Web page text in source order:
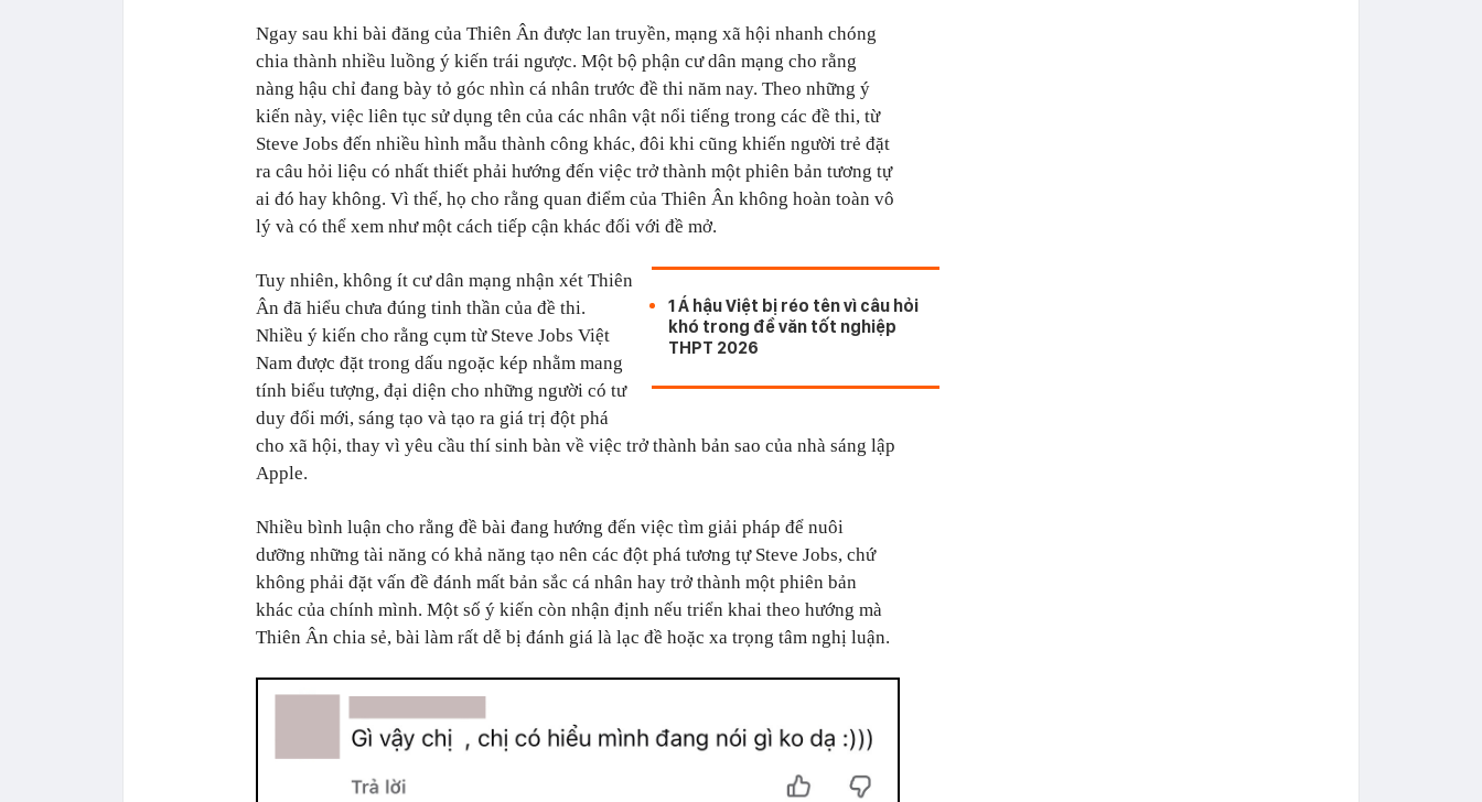
Ngay sau khi bài đăng của Thiên Ân được lan truyền, mạng xã hội nhanh chóng
chia thành nhiều luồng ý kiến trái ngược. Một bộ phận cư dân mạng cho rằng
nàng hậu chỉ đang bày tỏ góc nhìn cá nhân trước đề thi năm nay. Theo những ý
kiến này, việc liên tục sử dụng tên của các nhân vật nổi tiếng trong các đề thi, từ
Steve Jobs đến nhiều hình mẫu thành công khác, đôi khi cũng khiến người trẻ đặt
ra câu hỏi liệu có nhất thiết phải hướng đến việc trở thành một phiên bản tương tự
ai đó hay không. Vì thế, họ cho rằng quan điểm của Thiên Ân không hoàn toàn vô
lý và có thể xem như một cách tiếp cận khác đối với đề mở.
1 Á hậu Việt bị réo tên vì câu hỏi
khó trong đề văn tốt nghiệp
THPT 2026
Tuy nhiên, không ít cư dân mạng nhận xét Thiên
Ân đã hiểu chưa đúng tinh thần của đề thi.
Nhiều ý kiến cho rằng cụm từ Steve Jobs Việt
Nam được đặt trong dấu ngoặc kép nhằm mang
tính biểu tượng, đại diện cho những người có tư
duy đổi mới, sáng tạo và tạo ra giá trị đột phá
cho xã hội, thay vì yêu cầu thí sinh bàn về việc trở thành bản sao của nhà sáng lập
Apple.
Nhiều bình luận cho rằng đề bài đang hướng đến việc tìm giải pháp để nuôi
dưỡng những tài năng có khả năng tạo nên các đột phá tương tự Steve Jobs, chứ
không phải đặt vấn đề đánh mất bản sắc cá nhân hay trở thành một phiên bản
khác của chính mình. Một số ý kiến còn nhận định nếu triển khai theo hướng mà
Thiên Ân chia sẻ, bài làm rất dễ bị đánh giá là lạc đề hoặc xa trọng tâm nghị luận.